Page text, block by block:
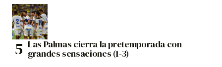
Las Palmas cierra la pretemporada con
grandes sensaciones (1-3)